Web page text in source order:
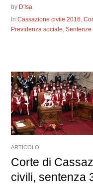
by D'Isa
InCassazione civile 2016 ,
Previdenza sociale ,Sentenze
ARTICOLO
Corte di
civili, sentenza